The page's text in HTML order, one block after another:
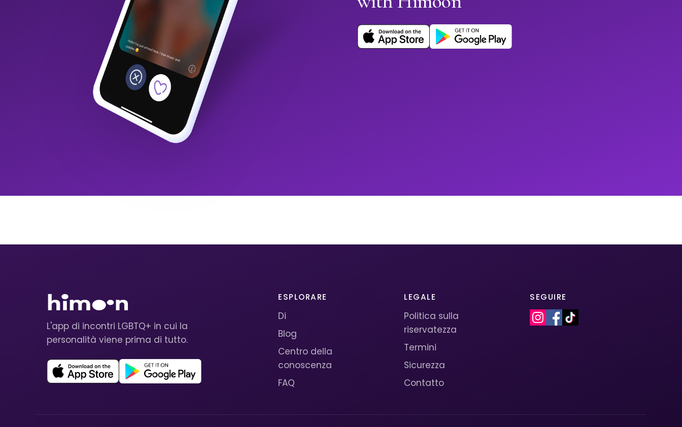
L'app di incontri LGBTQ+ in cui la
personalità viene prima di tutto.
ESPLORARE
Di
Blog
Centro della
conoscenza
FAQ
LEGALE
Politica sulla
riservatezza
Termini
Sicurezza
Contatto
SEGUIRE